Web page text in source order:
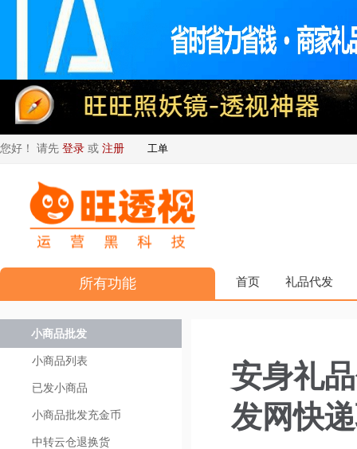
您好！ 请先 登录 或 注册 工单
所有功能 首页 礼品代发
小商品批发
小商品列表
已发小商品
小商品批发充金币
中转云仓退换货
安身礼
发网快